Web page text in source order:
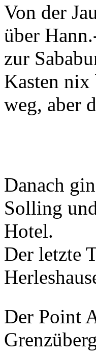
Von der
über
zur
Kasten nix
weg, aber
Danach
Solling
Hotel.
Der letzte
Der Point